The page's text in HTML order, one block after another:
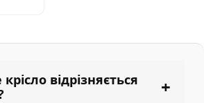
відрізняється